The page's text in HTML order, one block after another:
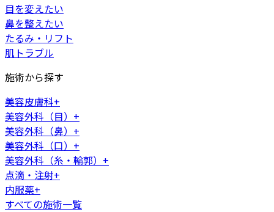
目を変えたい
鼻を整えたい
たるみ・リフト
肌トラブル
施術から探す
美容皮膚科+
美容外科（目） +
美容外科（鼻） +
美容外科（口） +
美容外科（糸・輪郭） +
点滴・注射+
内服薬+
すべての施術一覧